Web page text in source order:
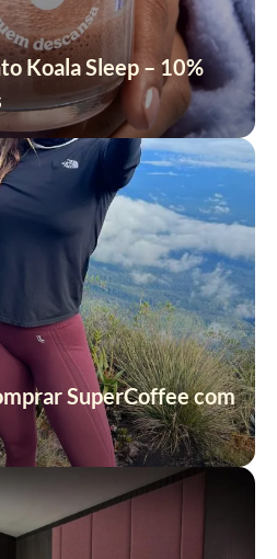
Koala Sleep – 10%
SuperCoffee com